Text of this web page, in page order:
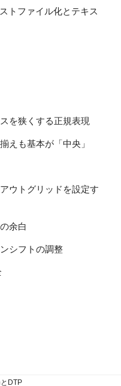
トファイル化とテキス
を狭くする正規表現
えも基本が「中央」
ウトグリッドを設定す
余白
シフトの調整
DTP